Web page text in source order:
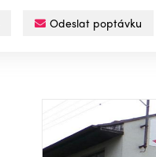
Odeslat poptávku